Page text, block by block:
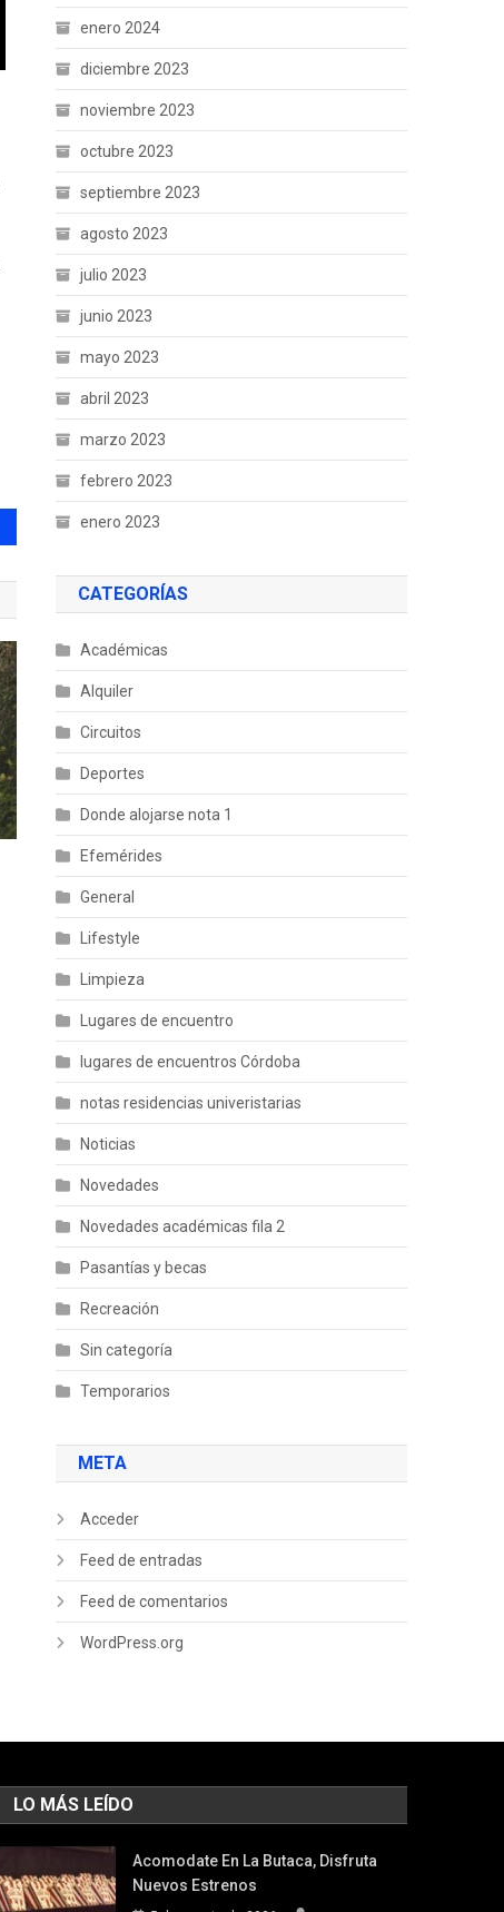
enero 2024
diciembre 2023
noviembre 2023
octubre 2023
septiembre 2023
agosto 2023
julio 2023
junio 2023
mayo 2023
abril 2023
marzo 2023
febrero 2023
enero 2023
CATEGORÍAS
Académicas
Alquiler
Circuitos
Deportes
Donde alojarse nota 1
Efemérides
General
Lifestyle
Limpieza
Lugares de encuentro
lugares de encuentros Córdoba
notas residencias univeristarias
Noticias
Novedades
Novedades académicas fila 2
Pasantías y becas
Recreación
Sin categoría
Temporarios
META
Acceder
Feed de entradas
Feed de comentarios
WordPress.org
LO MÁS LEÍDO
Acomodate En La Butaca, Disfruta
Nuevos Estrenos